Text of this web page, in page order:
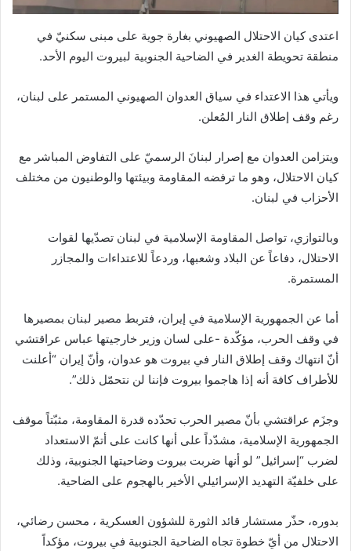
اعتدى كيان الاحتلال الصهيوني بغارة جوية على مبنى سكنيّ في
منطقة تحويطة الغدير في الضاحية الجنوبية لبيروت اليوم الأحد.
ويأتي هذا الاعتداء في سياق العدوان الصهيوني المستمر على لبنان،
رغم وقف إطلاق النار المُعلن.
ويتزامن العدوان مع إصرار لبنانَ الرسميّ على التفاوض المباشر مع
كيان الاحتلال، وهو ما ترفضه المقاومة وبيئتها والوطنيون من مختلف
الأحزاب في لبنان.
وبالتوازي، تواصل المقاومة الإسلامية في لبنان تصدّيها لقوات
الاحتلال، دفاعاً عن البلاد وشعبها، وردعاً للاعتداءات والمجازر
المستمرة.
أما عن الجمهورية الإسلامية في إيران، فتربط مصير لبنان بمصيرها
في وقف الحرب، مؤكّدة -على لسان وزير خارجيتها عباس عراقتشي
أنّ انتهاك وقف إطلاق النار في بيروت هو عدوان، وأنّ إيران “أعلنت
للأطراف كافة أنه إذا هاجموا بيروت فإننا لن نتحمّل ذلك”.
وجزَم عراقتشي بأنّ مصير الحرب تحدّده قدرة المقاومة، مثبّتاً موقف
الجمهورية الإسلامية، مشدّداً على أنها كانت على أتمّ الاستعداد
لضرب “إسرائيل” لو أنها ضربت بيروت وضاحيتها الجنوبية، وذلك
على خلفيّة التهديد الإسرائيلي الأخير بالهجوم على الضاحية.
بدوره، حذّر مستشار قائد الثورة للشؤون العسكرية ، محسن رضائي،
الاحتلال من أيّ خطوة تجاه الضاحية الجنوبية في بيروت، مؤكداً